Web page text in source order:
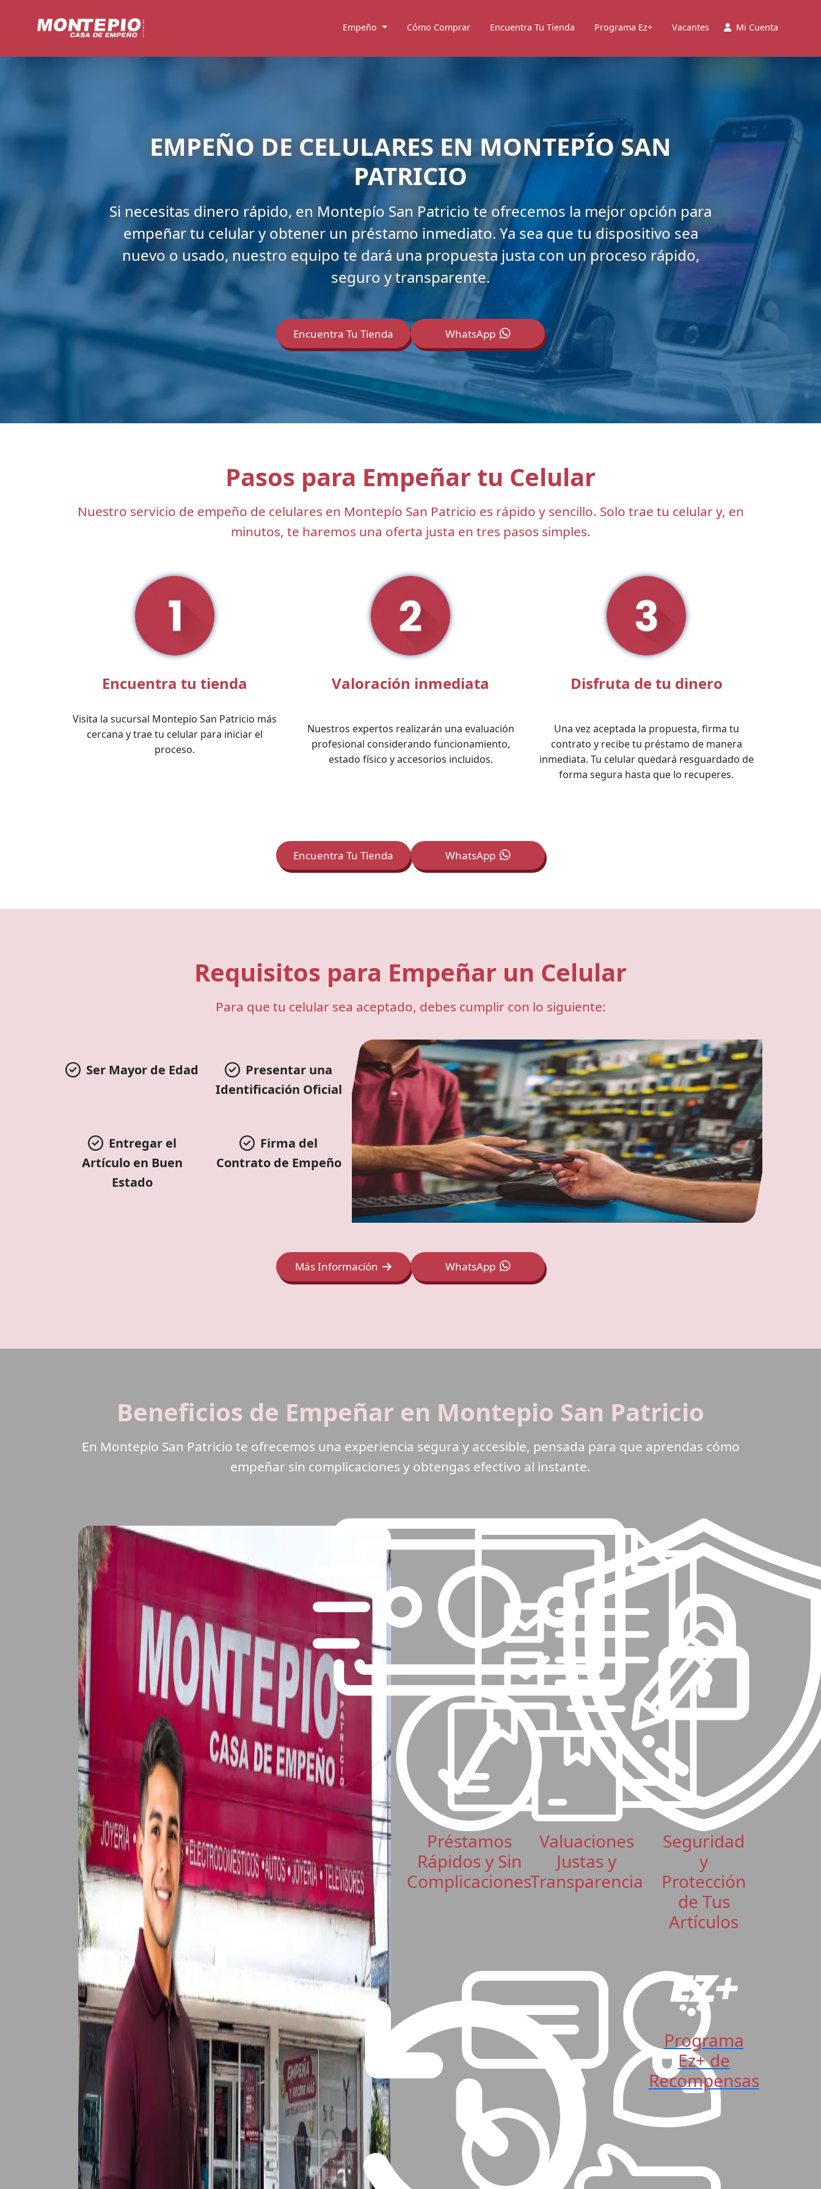
Empeño Cómo Comprar Encuentra Tu Tienda Programa Ez+ Vacantes Mi Cuenta
EMPEÑO DE CELULARES EN MONTEPÍO SAN
PATRICIO
Si necesitas dinero rápido, en Montepío San Patricio te ofrecemos la mejor opción para
empeñar tu celular y obtener un préstamo inmediato. Ya sea que tu dispositivo sea
nuevo o usado, nuestro equipo te dará una propuesta justa con un proceso rápido,
seguro y transparente.
Encuentra Tu Tienda WhatsApp
Pasos para Empeñar tu Celular
Nuestro servicio de empeño de celulares en Montepío San Patricio es rápido y sencillo. Solo trae tu celular y, en
minutos, te haremos una oferta justa en tres pasos simples.
Encuentra tu tienda
Visita la sucursal Montepío San Patricio más
cercana y trae tu celular para iniciar el
proceso.
Valoración inmediata
Nuestros expertos realizarán una evaluación
profesional considerando funcionamiento,
estado físico y accesorios incluidos.
Disfruta de tu dinero
Una vez aceptada la propuesta, firma tu
contrato y recibe tu préstamo de manera
inmediata. Tu celular quedará resguardado de
forma segura hasta que lo recuperes.
Encuentra Tu Tienda WhatsApp
Requisitos para Empeñar un Celular
Para que tu celular sea aceptado, debes cumplir con lo siguiente:
Ser Mayor de Edad
Presentar una
Identificación Oficial
Entregar el
Artículo en Buen
Estado
Firma del
Contrato de Empeño
Más Información WhatsApp
Beneficios de Empeñar en Montepio San Patricio
En Montepío San Patricio te ofrecemos una experiencia segura y accesible, pensada para que aprendas cómo
empeñar sin complicaciones y obtengas efectivo al instante.
Préstamos
Rápidos y Sin
Complicaciones
Valuaciones
Justas y
Transparencia
Seguridad
y
Protección
de Tus
Artículos
Programa
Ez+ de
Recompensas